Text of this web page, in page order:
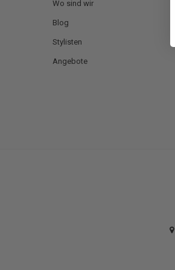
Wo sind wir
Blog
Stylisten
Angebote